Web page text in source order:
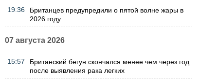
19:36
Британцев предупредили о пятой волне жары в
2026 году
07 августа 2026
15:57
Британский бегун скончался менее чем через год
после выявления рака легких